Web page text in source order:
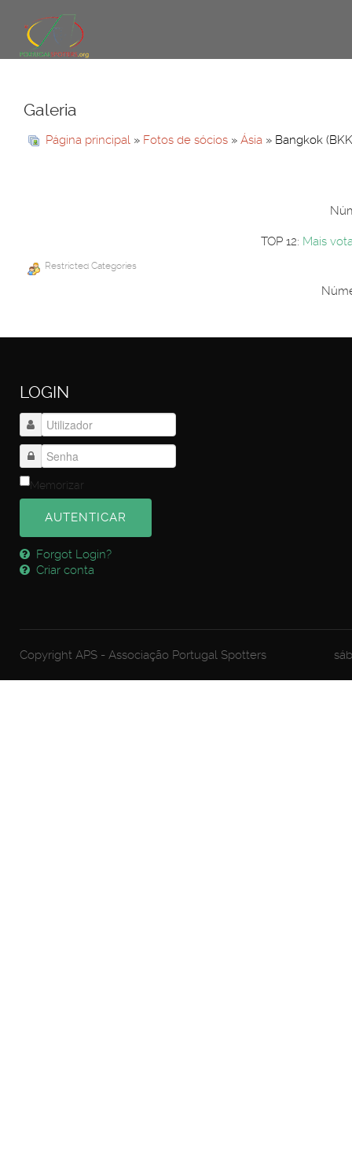
Galeria
Página principal » Fotos de sócios » Ásia » Bangkok
TOP 12: Mais
Restricted Categories
LOGIN
Memorizar
AUTENTICAR
Forgot Login?
Criar conta
Copyright APS - Associação Portugal Spotters